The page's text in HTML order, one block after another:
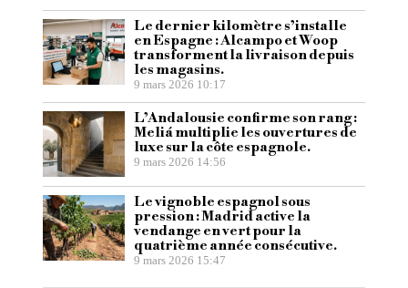
Le dernier kilomètre s’installe
en Espagne : Alcampo et Woop
transforment la livraison depuis
les magasins.
9 mars 2026 10:17
L’Andalousie confirme son rang :
Meliá multiplie les ouvertures de
luxe sur la côte espagnole.
9 mars 2026 14:56
Le vignoble espagnol sous
pression : Madrid active la
vendange en vert pour la
quatrième année consécutive.
9 mars 2026 15:47